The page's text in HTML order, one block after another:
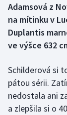
Futsal
Golf
Házená
Jezdectví
Adamsová z
na mítinku v
Duplantis
ve výšce 632
Schilderová si
pátou sérii.
nedostala ani
a zlepšila si o